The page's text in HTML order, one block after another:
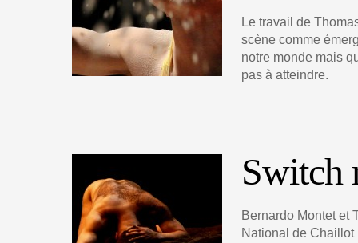
Le travail de
scène comme
notre monde mais
pas à atteindre.
Switch
Bernardo Montet et
National de Chaillot